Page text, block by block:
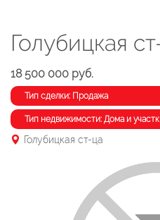
Голубицкая
18 500 000 руб.
Тип сделки: Продажа
Тип недвижимости: Дома и
Голубицкая ст-ца